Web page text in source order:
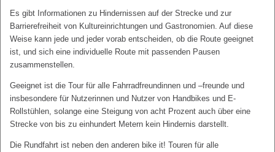
Es gibt Informationen zu Hindernissen auf der Strecke und zur
Barrierefreiheit von Kultureinrichtungen und Gastronomien. Auf diese
Weise kann jede und jeder vorab entscheiden, ob die Route geeignet
ist, und sich eine individuelle Route mit passenden Pausen
zusammenstellen.
Geeignet ist die Tour für alle Fahrradfreundinnen und –freunde und
insbesondere für Nutzerinnen und Nutzer von Handbikes und E-
Rollstühlen, solange eine Steigung von acht Prozent auch über eine
Strecke von bis zu einhundert Metern kein Hindernis darstellt.
Die Rundfahrt ist neben den anderen bike it! Touren für alle